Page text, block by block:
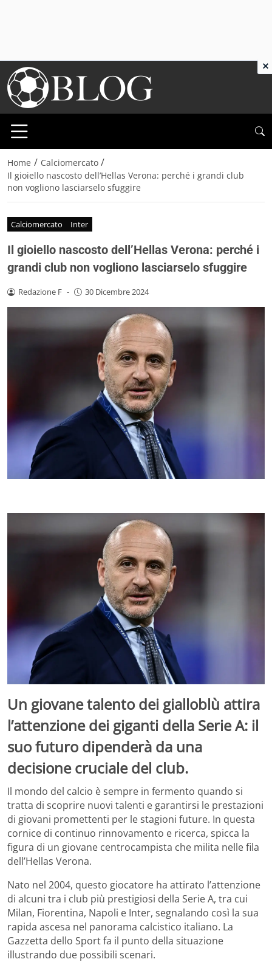
Home / Calciomercato /
Il gioiello nascosto dell’Hellas Verona: perché i grandi club
non vogliono lasciarselo sfuggire
Calciomercato Inter
Il gioiello nascosto dell’Hellas Verona: perché i
grandi club non vogliono lasciarselo sfuggire
Redazione F - 30 Dicembre 2024
Un giovane talento dei gialloblù attira
l’attenzione dei giganti della Serie A: il
suo futuro dipenderà da una
decisione cruciale del club.
Il mondo del calcio è sempre in fermento quando si
tratta di scoprire nuovi talenti e garantirsi le prestazioni
di giovani promettenti per le stagioni future. In questa
cornice di continuo rinnovamento e ricerca, spicca la
figura di un giovane centrocampista che milita nelle fila
dell’Hellas Verona.
Nato nel 2004, questo giocatore ha attirato l’attenzione
di alcuni tra i club più prestigiosi della Serie A, tra cui
Milan, Fiorentina, Napoli e Inter, segnalando così la sua
rapida ascesa nel panorama calcistico italiano. La
Gazzetta dello Sport fa il punto della situazione
illustrando due possibili scenari.
×